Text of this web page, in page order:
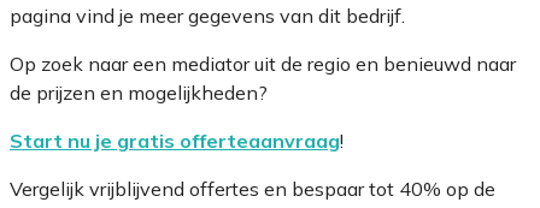
pagina vind je meer gegevens van dit bedrijf.
Op zoek naar een mediator uit de regio en benieuwd naar
de prijzen en mogelijkheden?
Start nu je gratis offerteaanvraag!
Vergelijk vrijblijvend offertes en bespaar tot 40% op de